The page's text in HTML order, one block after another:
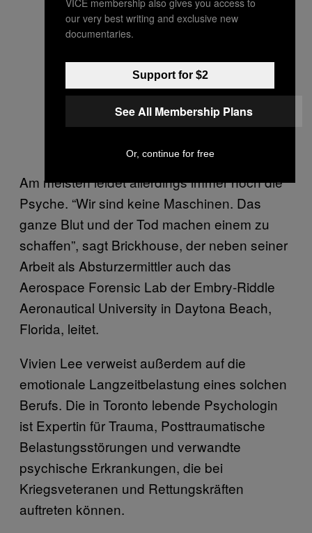
Am meisten leidet allerdings immer noch die
Psyche. “Wir sind keine Maschinen. Das
ganze Blut und der Tod machen einem zu
schaffen”, sagt Brickhouse, der neben seiner
Arbeit als Absturzermittler auch das
Aerospace Forensic Lab der Embry-Riddle
Aeronautical University in Daytona Beach,
Florida, leitet.
Vivien Lee verweist außerdem auf die
emotionale Langzeitbelastung eines solchen
Berufs. Die in Toronto lebende Psychologin
ist Expertin für Trauma, Posttraumatische
Belastungsstörungen und verwandte
psychische Erkrankungen, die bei
Kriegsveteranen und Rettungskräften
auftreten können.
our very best writing and exclusive new
documentaries.
Support for $2
See All Membership Plans
Or, continue for free